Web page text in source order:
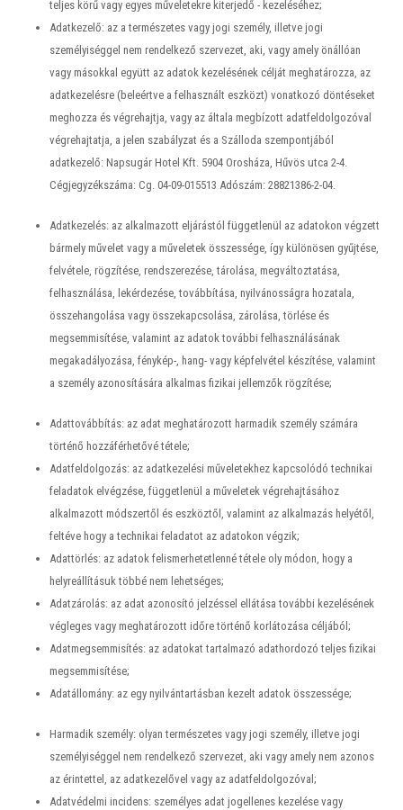
teljes körű vagy egyes műveletekre kiterjedő - kezeléséhez;
Adatkezelő: az a természetes vagy jogi személy, illetve jogi
személyiséggel nem rendelkező szervezet, aki, vagy amely önállóan
vagy másokkal együtt az adatok kezelésének célját meghatározza, az
adatkezelésre (beleértve a felhasznált eszközt) vonatkozó döntéseket
meghozza és végrehajtja, vagy az általa megbízott adatfeldolgozóval
végrehajtatja, a jelen szabályzat és a Szálloda szempontjából
adatkezelő: Napsugár Hotel Kft. 5904 Orosháza, Hűvös utca 2-4.
Cégjegyzékszáma: Cg. 04-09-015513 Adószám: 28821386-2-04.
Adatkezelés: az alkalmazott eljárástól függetlenül az adatokon végzett
bármely művelet vagy a műveletek összessége, így különösen gyűjtése,
felvétele, rögzítése, rendszerezése, tárolása, megváltoztatása,
felhasználása, lekérdezése, továbbítása, nyilvánosságra hozatala,
összehangolása vagy összekapcsolása, zárolása, törlése és
megsemmisítése, valamint az adatok további felhasználásának
megakadályozása, fénykép-, hang- vagy képfelvétel készítése, valamint
a személy azonosítására alkalmas fizikai jellemzők rögzítése;
Adattovábbítás: az adat meghatározott harmadik személy számára
történő hozzáférhetővé tétele;
Adatfeldolgozás: az adatkezelési műveletekhez kapcsolódó technikai
feladatok elvégzése, függetlenül a műveletek végrehajtásához
alkalmazott módszertől és eszköztől, valamint az alkalmazás helyétől,
feltéve hogy a technikai feladatot az adatokon végzik;
Adattörlés: az adatok felismerhetetlenné tétele oly módon, hogy a
helyreállításuk többé nem lehetséges;
Adatzárolás: az adat azonosító jelzéssel ellátása további kezelésének
végleges vagy meghatározott időre történő korlátozása céljából;
Adatmegsemmisítés: az adatokat tartalmazó adathordozó teljes fizikai
megsemmisítése;
Adatállomány: az egy nyilvántartásban kezelt adatok összessége;
Harmadik személy: olyan természetes vagy jogi személy, illetve jogi
személyiséggel nem rendelkező szervezet, aki vagy amely nem azonos
az érintettel, az adatkezelővel vagy az adatfeldolgozóval;
Adatvédelmi incidens: személyes adat jogellenes kezelése vagy